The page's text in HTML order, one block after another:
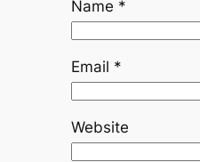
Name *
Email *
Website